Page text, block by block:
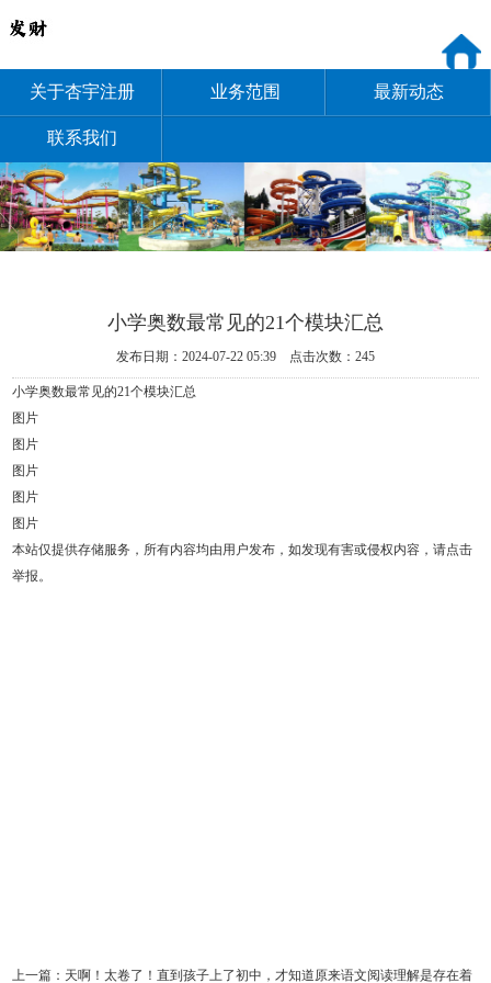
关于杏宇注册 业务范围 最新动态
联系我们
小学奥数最常见的21个模块汇总
发布日期：2024-07-22 05:39 点击次数：245
小学奥数最常见的21个模块汇总
图片
图片
图片
图片
图片
本站仅提供存储服务，所有内容均由用户发布，如发现有害或侵权内容，请点击
举报。
上一篇： 天啊！太卷了！直到孩子上了初中，才知道原来语文阅读理解是存在着